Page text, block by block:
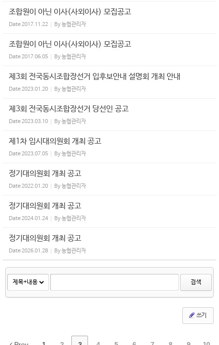
조합원이 아닌 이사(사외이사) 모집공고
Date2017.11.22 By농협관리자
조합원이 아닌 이사(사외이사) 모집공고
Date2017.06.05 By농협관리자
제3회 전국동시조합장선거 입후보안내 설명회 개최 안내
Date2023.01.20 By농협관리자
제3회 전국동시조합장선거 당선인 공고
Date2023.03.10 By농협관리자
제1차 임시대의원회 개최 공고
Date2023.07.05 By농협관리자
정기대의원회 개최 공고
Date2022.01.20 By농협관리자
정기대의원회 개최 공고
Date2024.01.24 By농협관리자
정기대의원회 개최 공고
Date2026.01.28 By농협관리자
검색
쓰기